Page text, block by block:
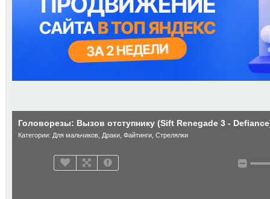
Головорезы: Вызов отступнику (Sift Renegade 3 -
Категории: Для мальчиков Драки Файтинги Стрелялки